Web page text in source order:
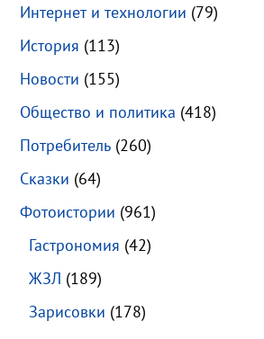
Интернет и технологии (79)
История (113)
Новости (155)
Общество и политика (418)
Потребитель (260)
Сказки (64)
Фотоистории (961)
Гастрономия (42)
ЖЗЛ (189)
Зарисовки (178)